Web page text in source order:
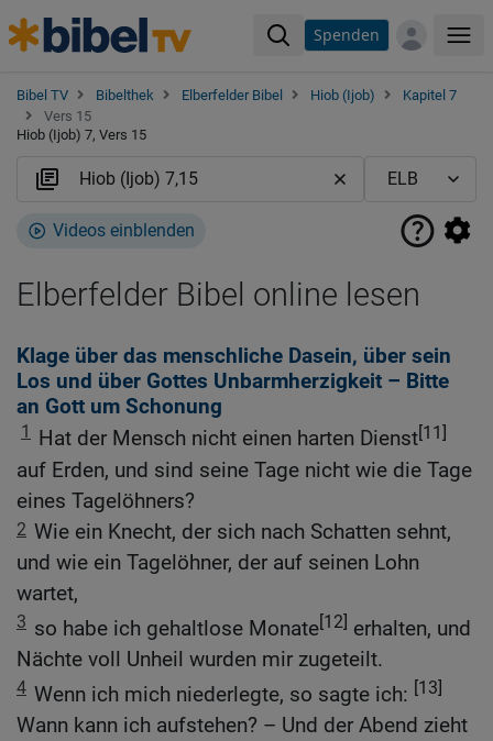
Spenden
Bibel TV Bibelthek Elberfelder Bibel Hiob (Ijob)
Kapitel 7
Vers 15
Hiob (Ijob) 7, Vers 15
Videos einblenden
Elberfelder Bibel online lesen
Klage über das menschliche Dasein, über sein
Los und über Gottes Unbarmherzigkeit – Bitte
an Gott um Schonung
1 Hat der Mensch nicht einen harten Dienst[11]
auf Erden, und sind seine Tage nicht wie die Tage
eines Tagelöhners?
2 Wie ein Knecht, der sich nach Schatten sehnt,
und wie ein Tagelöhner, der auf seinen Lohn
wartet,
3 so habe ich gehaltlose Monate[12] erhalten, und
Nächte voll Unheil wurden mir zugeteilt.
4 Wenn ich mich niederlegte, so sagte ich: [13]
Wann kann ich aufstehen? – Und der Abend zieht